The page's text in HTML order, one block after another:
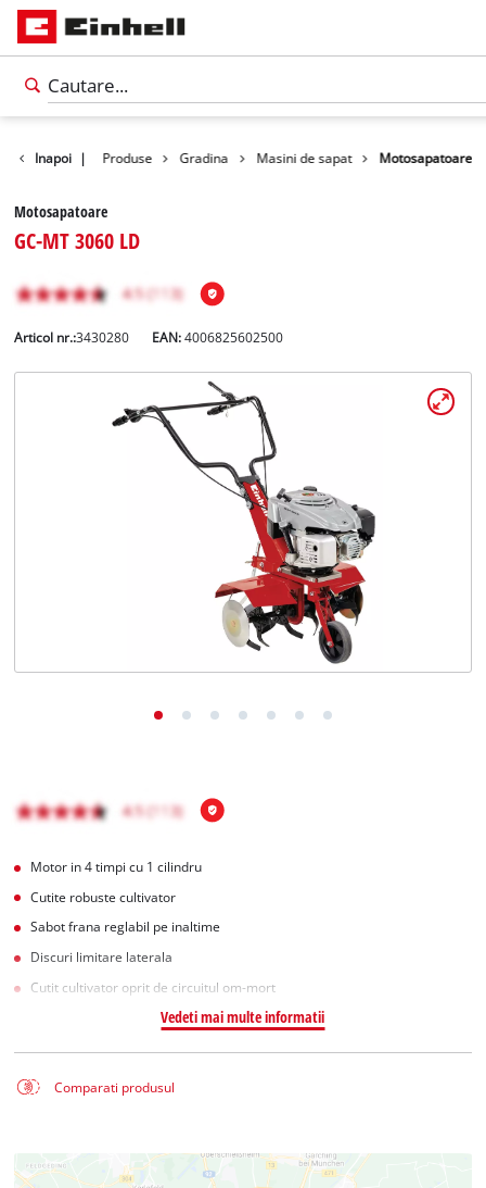
Inapoi | Produse Gradina Masini de sapat Motosapatoare
Motosapatoare
GC-MT 3060 LD
Articol nr.:3430280 EAN:4006825602500
Motor in 4 timpi cu 1 cilindru
Cutite robuste cultivator
Sabot frana reglabil pe inaltime
Discuri limitare laterala
Cutit cultivator oprit de circuitul om-mort
Vedeti mai multe informatii
Comparati produsul